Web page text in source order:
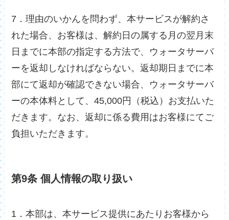
7．理由のいかんを問わず、本サービスが解約さ
れた場合、お客様は、解約日の属する月の翌月末
日までに本部の指定する方法で、ウォータサーバ
ーを返却しなければならない。返却期日までに本
部にて返却が確認できない場合、ウォータサーバ
ーの本体料として、45,000円（税込）お支払いた
だきます。なお、返却に係る費用はお客様にてご
負担いただきます。
第9条 個人情報の取り扱い
1．本部は、本サービス提供にあたりお客様から